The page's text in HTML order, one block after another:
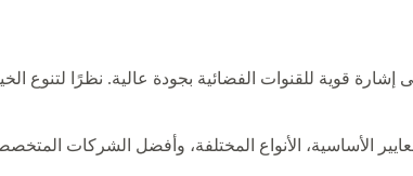
قوية للقنوات الفضائية بجودة عالية. نظرًا لتنوع
الأساسية، الأنواع المختلفة، وأفضل الشركات